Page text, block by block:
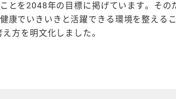
とを2048年の目標に掲げています。その
康でいきいきと活躍できる環境を整える
方を明文化しました。